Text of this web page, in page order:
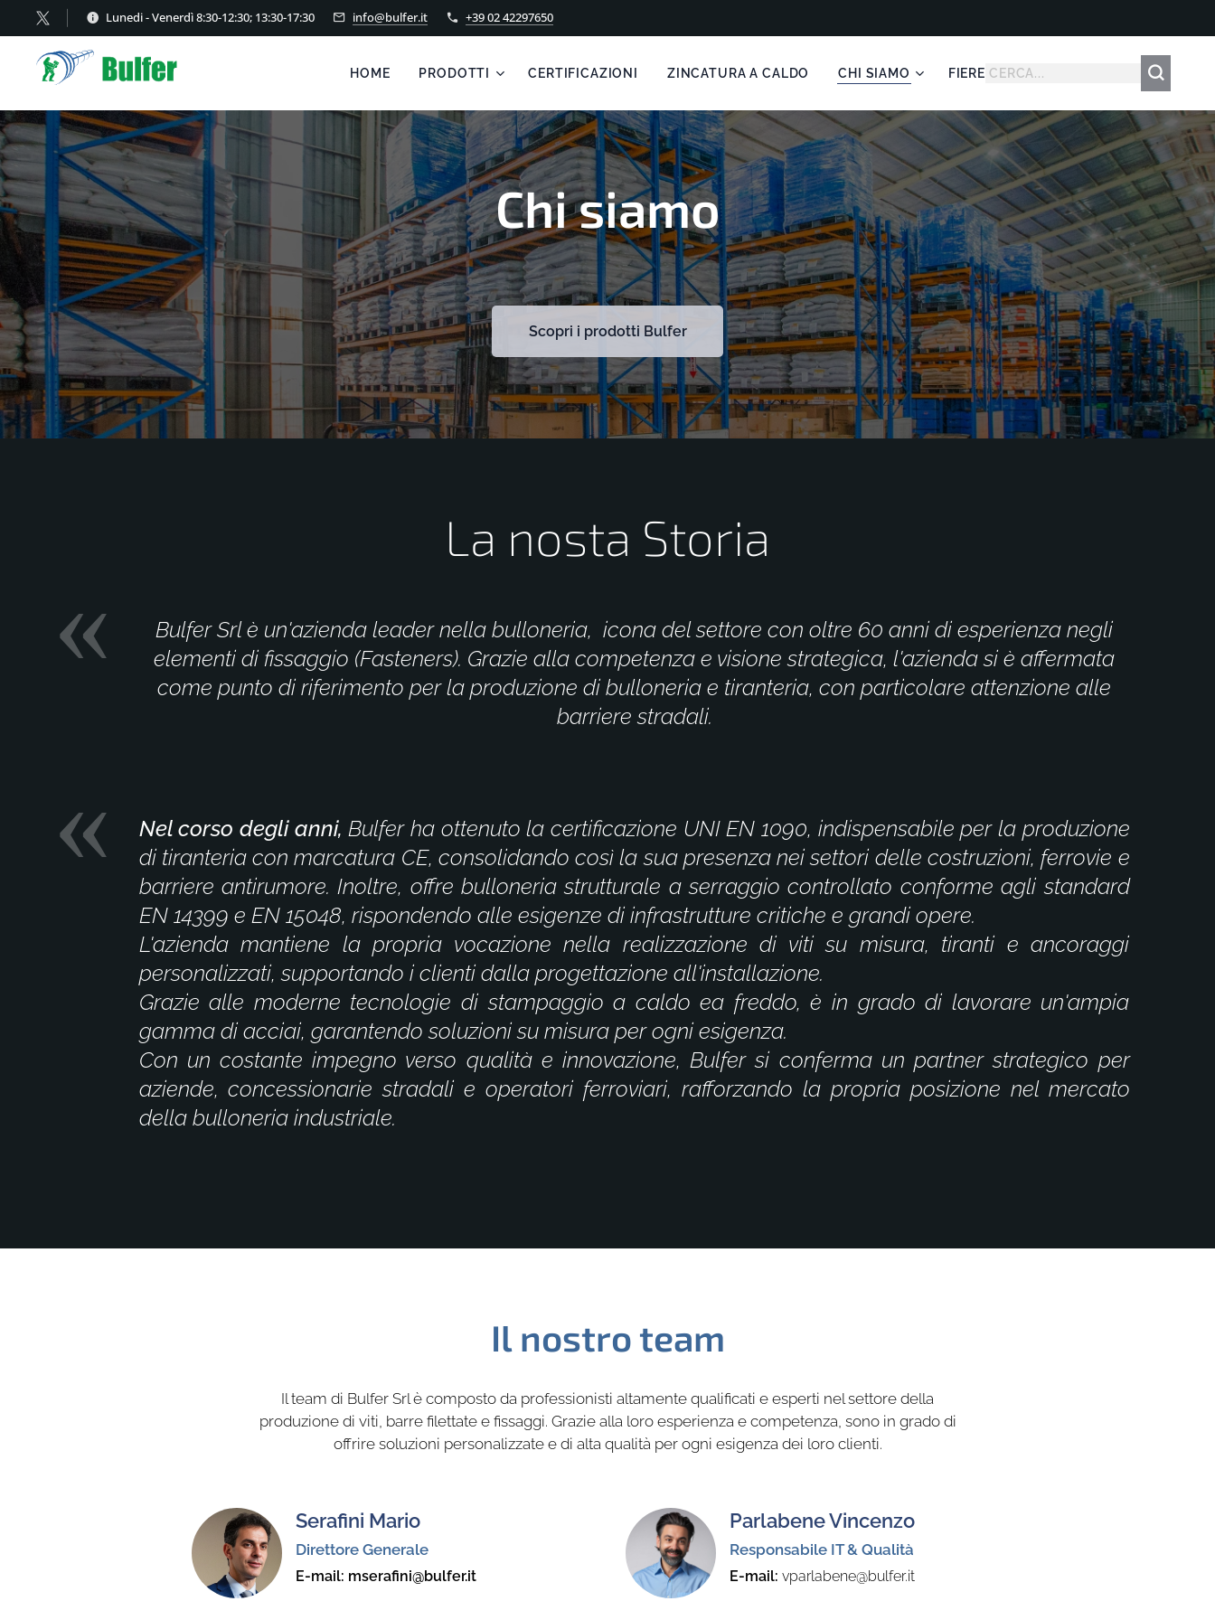
Lunedi - Venerdì 8:30-12:30; 13:30-17:30 info@bulfer.it +39 02 42297650
HOME PRODOTTI CERTIFICAZIONI ZINCATURA A CALDO CHI SIAMO FIERE
Chi siamo
Scopri i prodotti Bulfer
La nosta Storia
Bulfer Srl è un'azienda leader nella bulloneria, icona del settore con oltre 60 anni di esperienza negli
elementi di fissaggio (Fasteners). Grazie alla competenza e visione strategica, l'azienda si è affermata
come punto di riferimento per la produzione di bulloneria e tiranteria, con particolare attenzione alle
barriere stradali.
Nel corso degli anni,Bulfer ha ottenuto la certificazione UNI EN 1090, indispensabile per la produzione
di tiranteria con marcatura CE, consolidando così la sua presenza nei settori delle costruzioni, ferrovie e
barriere antirumore. Inoltre, offre bulloneria strutturale a serraggio controllato conforme agli standard
EN 14399 e EN 15048, rispondendo alle esigenze di infrastrutture critiche e grandi opere.
L'azienda mantiene la propria vocazione nella realizzazione di viti su misura, tiranti e ancoraggi
personalizzati, supportando i clienti dalla progettazione all'installazione.
Grazie alle moderne tecnologie di stampaggio a caldo ea freddo, è in grado di lavorare un'ampia
gamma di acciai, garantendo soluzioni su misura per ogni esigenza.
Con un costante impegno verso qualità e innovazione, Bulfer si conferma un partner strategico per
aziende, concessionarie stradali e operatori ferroviari, rafforzando la propria posizione nel mercato
della bulloneria industriale.
Il nostro team
Il team di Bulfer Srl è composto da professionisti altamente qualificati e esperti nel settore della
produzione di viti, barre filettate e fissaggi. Grazie alla loro esperienza e competenza, sono in grado di
offrire soluzioni personalizzate e di alta qualità per ogni esigenza dei loro clienti.
Serafini Mario
Direttore Generale
E-mail: mserafini@bulfer.it
Parlabene Vincenzo
Responsabile IT & Qualità
E-mail: vparlabene@bulfer.it